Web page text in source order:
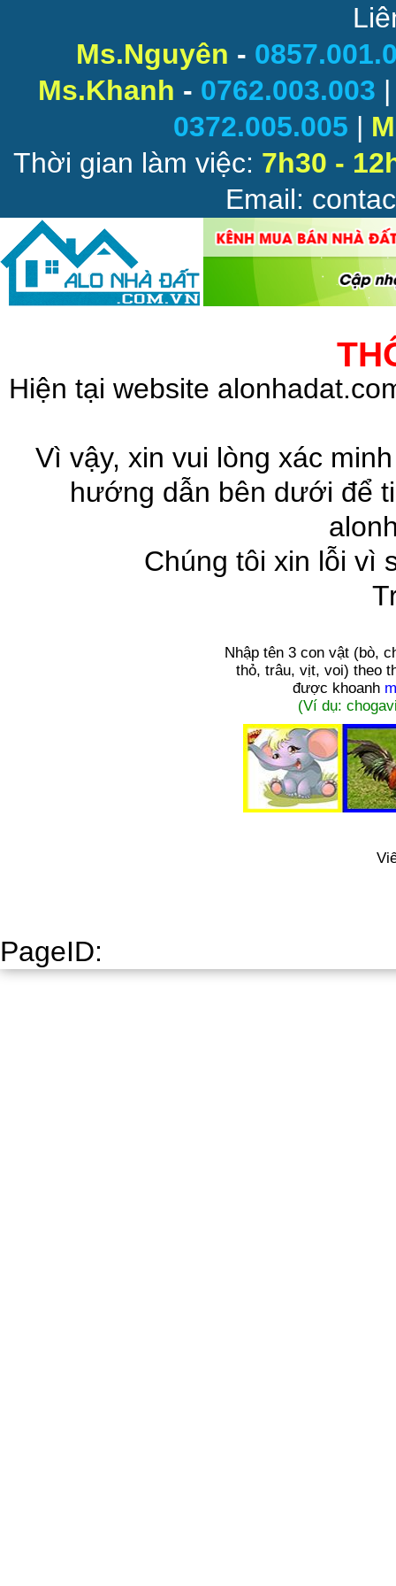
Ms.Nguyên -
Ms.Khanh - 0762.003.003
0372.005.005 |
Thời gian làm việc: 7h30 -
Email:
Hiện tại website
Vì vậy, xin vui lòng xác
hướng dẫn bên dưới để
Chúng tôi xin lỗi vì
Nhập tên 3 con vật (bò,
thỏ, trâu, vịt, voi) theo
được khoanh
(Ví dụ:
PageID: